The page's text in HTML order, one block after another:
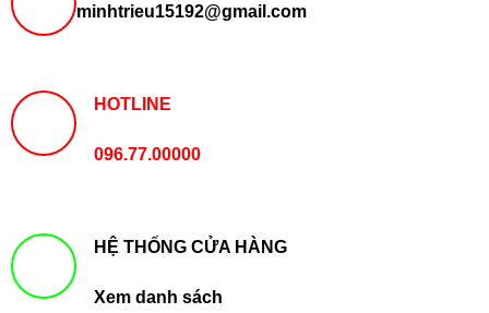
minhtrieu15192@gmail.com
HOTLINE
096.77.00000
HỆ THỐNG CỬA HÀNG
Xem danh sách